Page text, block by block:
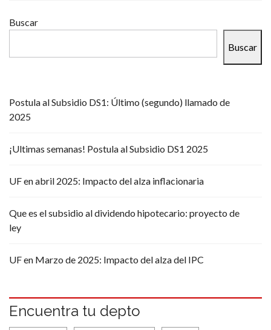
Buscar
Buscar
Postula al Subsidio DS1: Último (segundo) llamado de
2025
¡Ultimas semanas! Postula al Subsidio DS1 2025
UF en abril 2025: Impacto del alza inflacionaria
Que es el subsidio al dividendo hipotecario: proyecto de
ley
UF en Marzo de 2025: Impacto del alza del IPC
Encuentra tu depto